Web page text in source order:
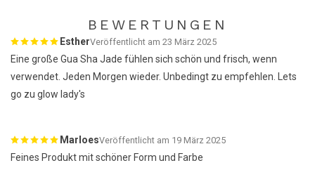
BEWERTUNGEN
EstherVeröffentlicht am 23 März 2025
Eine große Gua Sha Jade fühlen sich schön und frisch, wenn
verwendet. Jeden Morgen wieder. Unbedingt zu empfehlen. Lets
go zu glow lady's
MarloesVeröffentlicht am 19 März 2025
Feines Produkt mit schöner Form und Farbe